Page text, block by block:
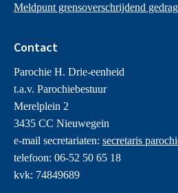
Meldpunt grensoverschrijdend
Contact
Parochie H. Drie-eenheid
t.a.v. Parochiebestuur
Merelplein 2
3435 CC Nieuwegein
e-mail secretariaten: secretaris
telefoon: 06-52 50 65 18
kvk: 74849689